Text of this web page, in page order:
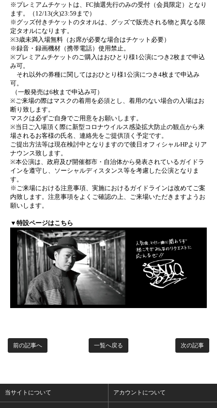
※プレミアムチケットは、FC抽選先行のみの受付（会員限定）となり
ます。（12/13(火)23:59まで）
※グッズ付きチケットのタオルは、グッズで販売される物と異なる限
定タオルになります。
※3歳未満入場無料（お席が必要な場合はチケット必要）
※録音・録画機材（携帯電話）使用禁止。
※プレミアムチケットのご購入はおひとり様1公演につき2枚まで申込
み可。
それ以外の券種に関してはおひとり様1公演につき4枚まで申込み
可。
（一般発売は6枚まで申込み可）
※ご来場の際はマスクの着用を必須とし、着用のない場合の入場はお
断り致します。
マスクは必ずご自身でご用意をお願いします。
※当日ご入場頂く際に新型コロナウイルス感染拡大防止の観点から来
場されるお客様の氏名、連絡先をご提供頂く予定です。
ご提出方法等は現在検討中となりますので後日オフィシャルHPよりア
ナウンス致します。
※本公演は、政府及び開催都市・自治体から発表されているガイドラ
インを遵守し、ソーシャルディスタンス等を考慮した公演となりま
す。
※ご来場における注意事項、実施におけるガイドラインは改めてご案
内致します。注意事項をよくご確認の上、ご来場いただきますようお
願いします。
▼特設ページは​こちら
次の記事
一覧へ戻る
前の記事へ
当サイトについて アカウントについて